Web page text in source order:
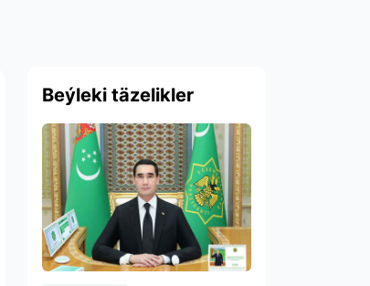
Beýleki täzelikler